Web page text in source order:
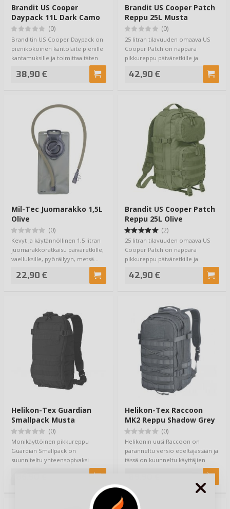
Brandit US Cooper
Daypack 11L Dark Camo
(0)
Branditin US Cooper Daypack on
pienikokoinen kantolaite pienille
kantamuksille ja toimittaa täten
38,90 €
Brandit US Cooper Patch
Reppu 25L Musta
(0)
25 litran tilavuuden omaava US
Cooper Patch on näppärä
pikkureppu päiväretkille ja
42,90 €
Mil-Tec Juomarakko 1,5L
Olive
(0)
Kevyt ja käytännöllinen 1,5 litran
juomarakkoratkaisu päiväretkille,
vaelluksille, pyöräilyyn, metsä…
22,90 €
Brandit US Cooper Patch
Reppu 25L Olive
(2)
25 litran tilavuuden omaava US
Cooper Patch on näppärä
pikkureppu päiväretkille ja
42,90 €
Helikon-Tex Guardian
Smallpack Musta
(0)
Monikäyttöinen pikkureppu
Guardian Smallpack on
suunniteltu yhteensopivaksi
Helikon-Tex Raccoon
MK2 Reppu Shadow Grey
(0)
Helikonin uusi Raccoon on
paranneltu versio edeltäjästään ja
tässä on kuunneltu käyttäjien